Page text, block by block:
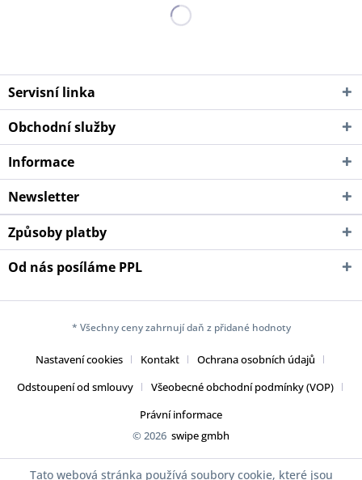
Servisní linka
Obchodní služby
Informace
Newsletter
Způsoby platby
Od nás posíláme PPL
* Všechny ceny zahrnují daň z přidané hodnoty
Nastavení cookies Kontakt
Ochrana osobních údajů
Odstoupení od smlouvy
Všeobecné obchodní podmínky (VOP)
Právní informace
© 2026 swipe gmbh
Tato webová stránka používá soubory cookie, které jsou